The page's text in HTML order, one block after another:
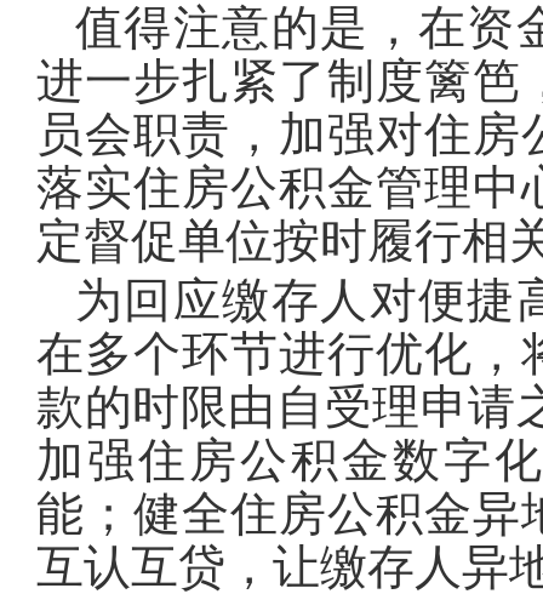
值得注意的是，在资
进一步扎紧了制度篱笆
员会职责，加强对住
落实住房公积金管理
定督促单位按时履行相
为回应缴存人对便捷
在多个环节进行优化，
款的时限由自受理申请
加强住房公积金数字
能；健全住房公积金
互认互贷，让缴存人异